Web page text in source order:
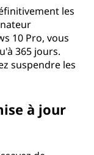
les
10 Pro, vous
365 jours.
suspendre les
à jour